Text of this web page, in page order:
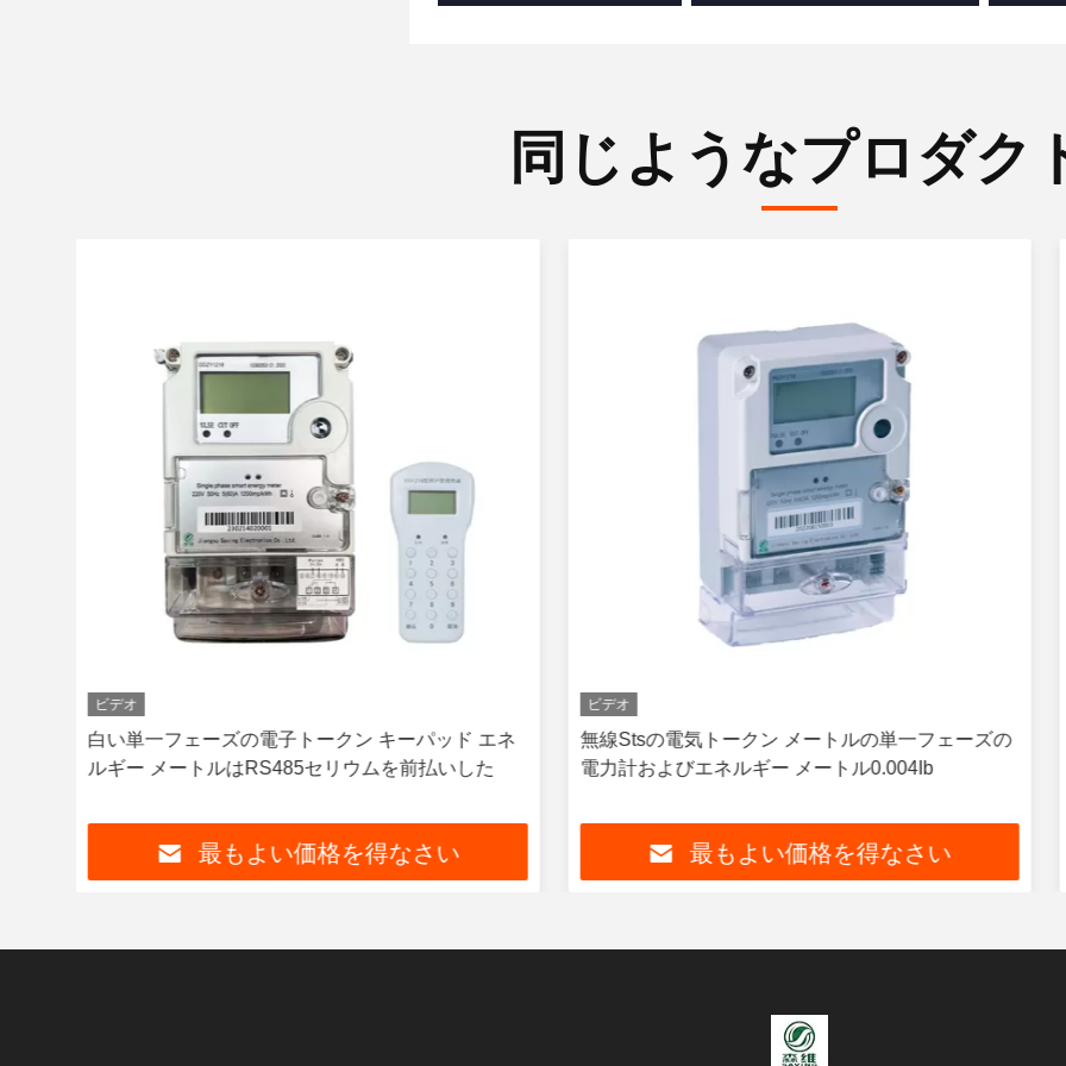
同じようなプロダク
ビデオ
白い単一フェーズの電子トークン キーパッド エネ
ルギー メートルはRS485セリウムを前払いした
最もよい価格を得なさい
ビデオ
無線Stsの電気トークン メートルの単一フェーズの
電力計およびエネルギー メートル0.004Ib
最もよい価格を得なさい